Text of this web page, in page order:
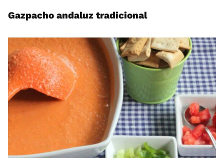
Gazpacho andaluz tradicional